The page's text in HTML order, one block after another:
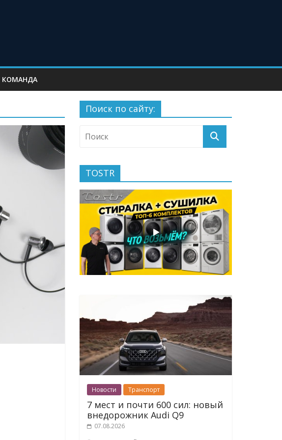
КОМАНДА
Поиск по сайту:
TOSTR
Новости Транспорт
7 мест и почти 600 сил: новый
внедорожник Audi Q9
07.08.2026